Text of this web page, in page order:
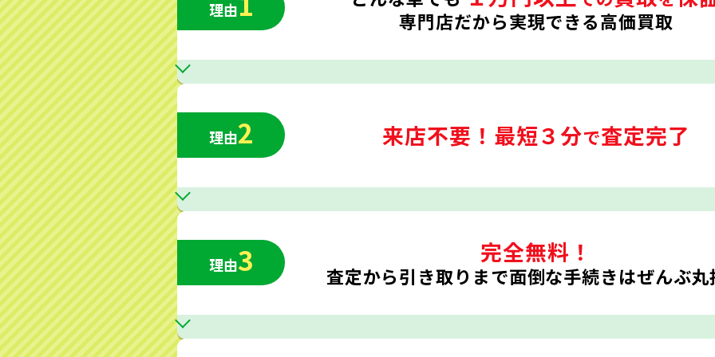
理由 専門店だから実現できる高価買取
理由2 来店不要！ 最短３分で査定完了
理由3 完全無料！
査定から引き取りまで面倒な手続きはぜんぶ